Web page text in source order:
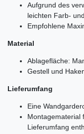
Aufgrund des
leichten Farb-
Empfohlene
Material
Ablagefläche:
Gestell und
Lieferumfang
Eine
Montagematerial
Lieferumfang